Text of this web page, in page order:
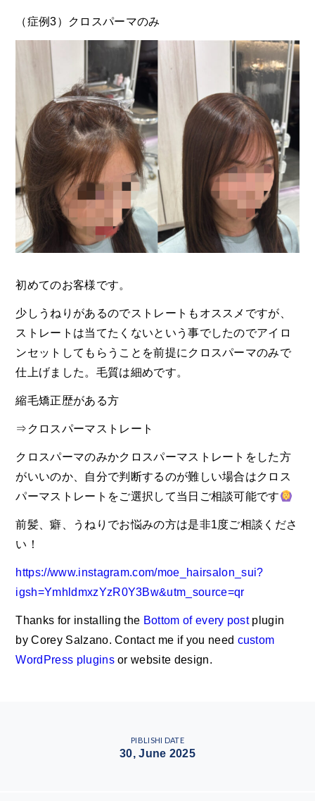
（症例3）クロスパーマのみ
初めてのお客様です。
少しうねりがあるのでストレートもオススメですが、
ストレートは当てたくないという事でしたのでアイロ
ンセットしてもらうことを前提にクロスパーマのみで
仕上げました。毛質は細めです。
縮毛矯正歴がある方
⇒クロスパーマストレート
クロスパーマのみかクロスパーマストレートをした方
がいいのか、自分で判断するのが難しい場合はクロス
パーマストレートをご選択して当日ご相談可能です
前髪、癖、うねりでお悩みの方は是非1度ご相談くださ
い！
https://www.instagram.com/moe_hairsalon_sui?
igsh=YmhldmxzYzR0Y3Bw&utm_source=qr
Thanks for installing the Bottom of every postplugin
by Corey Salzano. Contact me if you need custom
WordPress pluginsor website design.
PIBLISHI DATE
30, June 2025